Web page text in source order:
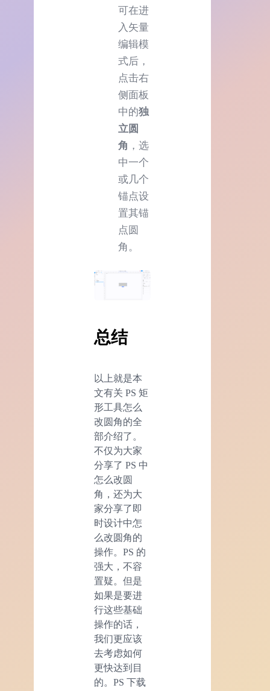
可在进
入矢量
编辑模
式后，
点击右
侧面板
中的独
立圆
角 ，选
中一个
或几个
锚点设
置其锚
点圆
角。
总结
以上就是本
文有关 PS 矩
形工具怎么
改圆角的全
部介绍了。
不仅为大家
分享了 PS 中
怎么改圆
角，还为大
家分享了即
时设计中怎
么改圆角的
操作。PS 的
强大，不容
置疑。但是
如果是要进
行这些基础
操作的话，
我们更应该
去考虑如何
更快达到目
的。PS 下载